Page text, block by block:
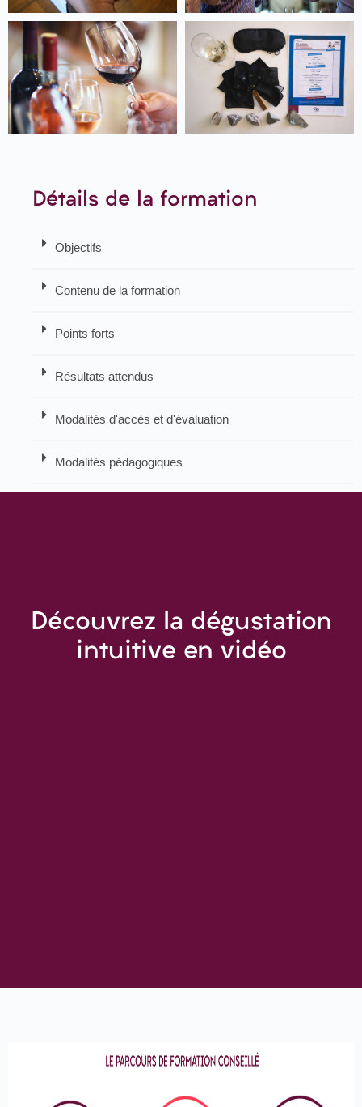
Détails de la formation
Objectifs
Contenu de la formation
Points forts
Résultats attendus
Modalités d'accès et d'évaluation
Modalités pédagogiques
Découvrez la dégustation
intuitive en vidéo